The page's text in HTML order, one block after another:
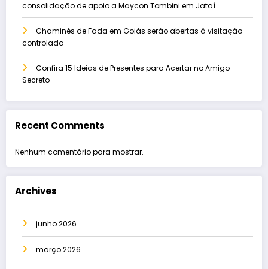
consolidação de apoio a Maycon Tombini em Jataí
Chaminés de Fada em Goiás serão abertas à visitação
controlada
Confira 15 Ideias de Presentes para Acertar no Amigo
Secreto
Recent Comments
Nenhum comentário para mostrar.
Archives
junho 2026
março 2026